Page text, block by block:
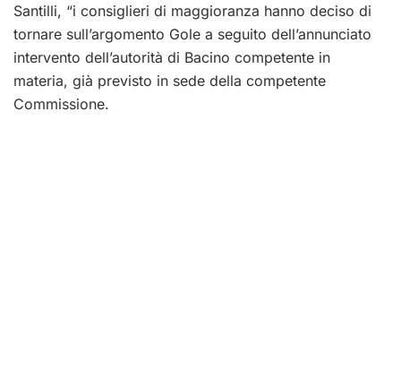
Santilli, “i consiglieri di maggioranza hanno deciso di
tornare sull’argomento Gole a seguito dell’annunciato
intervento dell’autorità di Bacino competente in
materia, già previsto in sede della competente
Commissione.